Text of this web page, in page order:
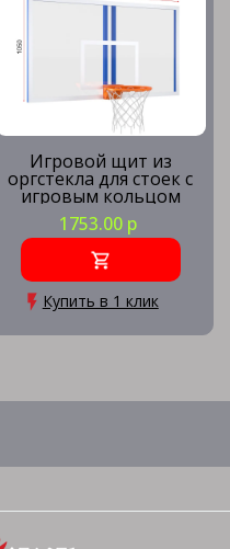
Игровой щит из
оргстекла для стоек с
игровым кольцом
1753.00 р
Купить в 1 клик